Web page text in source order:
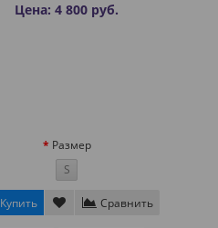
Цена: 4 800 руб.
Размер
S
Купить Сравнить